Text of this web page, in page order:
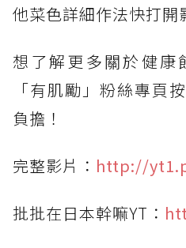
他菜色詳細作法快打開
想了解更多關於健康
「有肌勵」粉絲專頁
負擔！
完整影片： http://
批批在日本幹嘛YT：